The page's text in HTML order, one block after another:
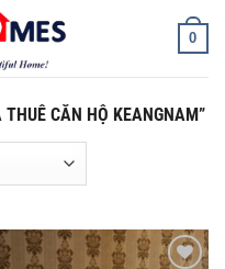
0
THUÊ CĂN HỘ KEANGNAM”